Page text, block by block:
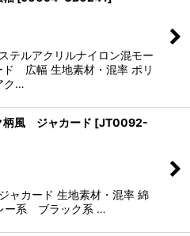
テルアクリルナイロン混モー
ド 広幅 生地素材・混率 ポリ
ク…
風 ジャカード [JT0092-
ャカード 生地素材・混率 綿
ー系 ブラック系 …